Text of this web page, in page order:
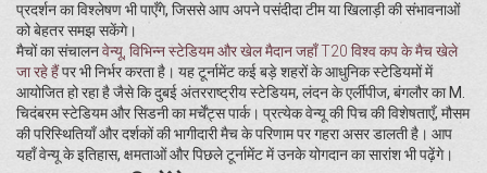
प्रदर्शन का विश्लेषण भी पाएँगे, जिससे आप अपने पसंदीदा टीम या खिलाड़ी की संभावनाओं
को बेहतर समझ सकेंगे।
मैचों का संचालनवेन्यू विभिन्न स्टेडियम और खेल मैदान जहाँ T20 विश्व कप के मैच खेले
जा रहे हैंपर भी निर्भर करता है। यह टूर्नामेंट कई बड़े शहरों के आधुनिक स्टेडियमों में
आयोजित हो रहा है जैसे कि दुबई अंतरराष्ट्रीय स्टेडियम, लंदन के एर्लीपीज, बंगलौर का M.
चिदंबरम स्टेडियम और सिडनी का मर्चेंट्स पार्क। प्रत्येक वेन्यू की पिच की विशेषताएँ, मौसम
की परिस्थितियाँ और दर्शकों की भागीदारी मैच के परिणाम पर गहरा असर डालती है। आप
यहाँ वेन्यू के इतिहास, क्षमताओं और पिछले टूर्नामेंट में उनके योगदान का सारांश भी पढ़ेंगे।